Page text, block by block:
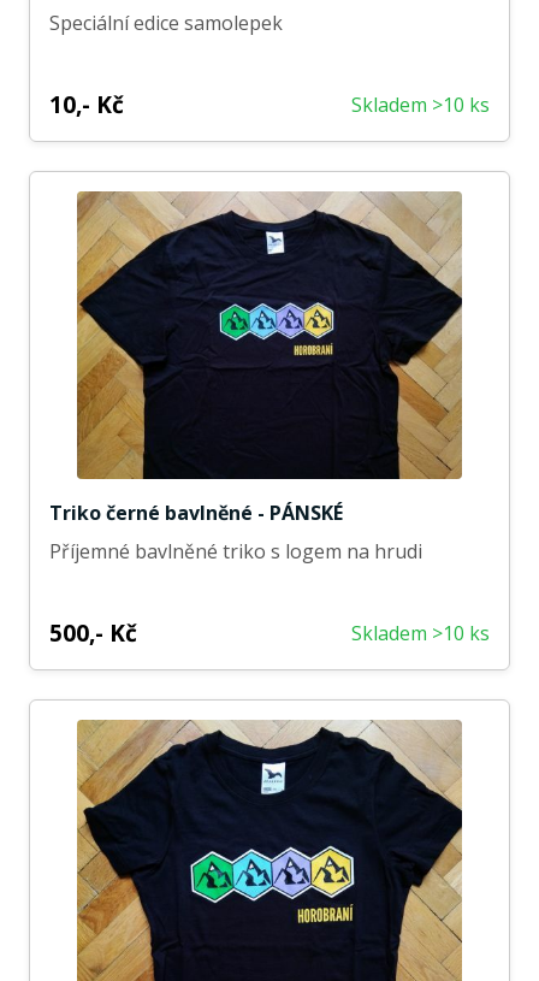
Speciální edice samolepek
10,- Kč Skladem >10 ks
Triko černé bavlněné - PÁNSKÉ
Příjemné bavlněné triko s logem na hrudi
500,- Kč Skladem >10 ks